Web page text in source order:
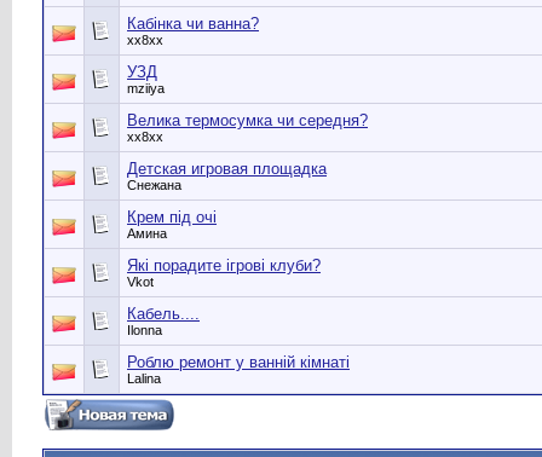
Кабінка чи ванна?
хх8хх
УЗД
mziiya
Велика термосумка чи середня?
хх8хх
Детская игровая площадка
Снежана
Крем під очі
Амина
Які порадите ігрові клуби?
Vkot
Кабель....
Ilonna
Роблю ремонт у ванній кімнаті
Lalina